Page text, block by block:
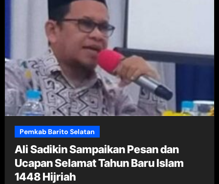
Pemkab Barito Selatan
Ali Sadikin Sampaikan Pesan dan
Ucapan Selamat Tahun Baru Islam
1448 Hijriah